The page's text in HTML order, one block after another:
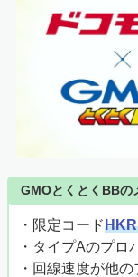
GMOとくとくBBの
・限定コード
・タイプAのプロ
・回線速度が他